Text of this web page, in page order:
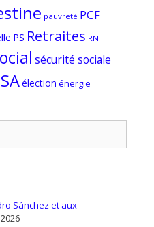
pauvreté PCF
PS Retraites RN
sécurité sociale
élection énergie
Sánchez et aux